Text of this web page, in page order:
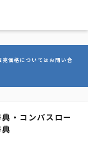
価格についてはお問い合
・コンパスロー